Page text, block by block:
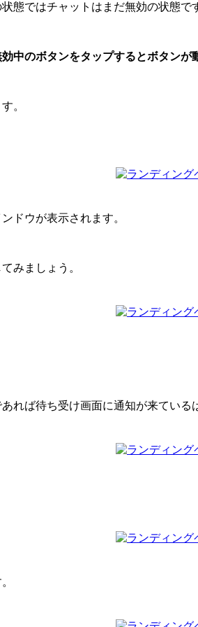
態ではチャットはまだ無効の状態で
中のボタンをタップするとボタンが
。
ドウが表示されます。
みましょう。
れば待ち受け画面に通知が来ている